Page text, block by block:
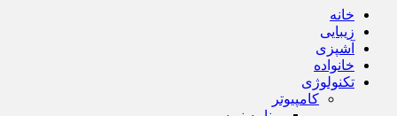
خانه
زیبایی
آشپزی
خانواده
تکنولوژی
کامپیوتر